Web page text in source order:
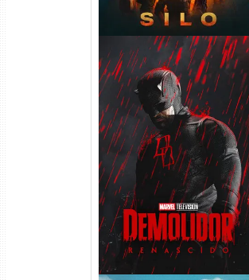
Demolidor: Renascido 2ª
Temporada (2026) WEB-
1080p Dual Áudio